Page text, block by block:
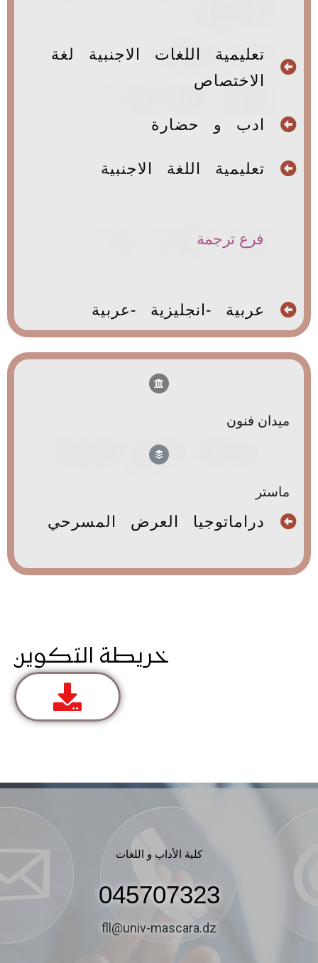
تعليمية اللغات الاجنبية لغة
الاختصاص
ادب و حضارة
تعليمية اللغة الاجنبية
فرع ترجمة
عربية -انجليزية -عربية
ميدان فنون
ماستر
دراماتوجيا العرض المسرحي
خريطة التكوين
كلية الأداب و اللغات
045707323
fll@univ-mascara.dz